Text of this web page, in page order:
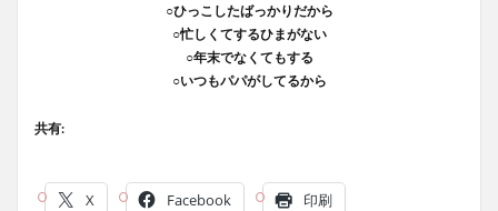
○ひっこしたばっかりだから
○忙しくてするひまがない
○年末でなくてもする
○いつもパパがしてるから
共有:
X Facebook 印刷